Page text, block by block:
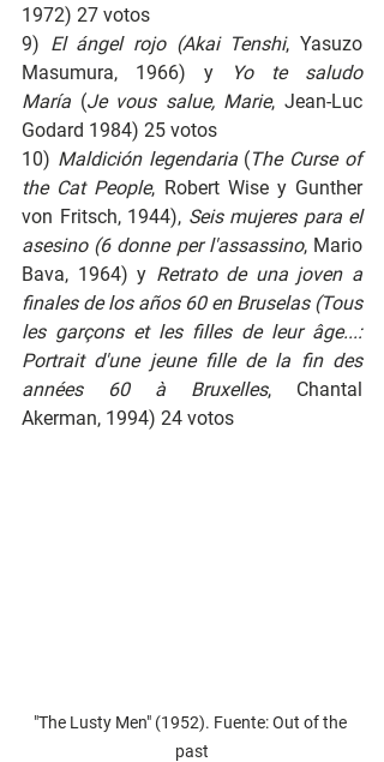
1972) 27 votos
9) El ángel rojo (Akai Tenshi, Yasuzo
Masumura, 1966)
y Yo te saludo
María (Je vous salue, Marie, Jean-Luc
Godard 1984) 25 votos
10) Maldición legendaria (The Curse of
the Cat People, Robert Wise y Gunther
von Fritsch, 1944), Seis mujeres para el
asesino (6 donne per l'assassino, Mario
Bava, 1964) y Retrato de una joven a
finales de los años 60 en Bruselas (Tous
les garçons et les filles de leur âge...:
Portrait d'une jeune fille de la fin des
années 60 à Bruxelles, Chantal
Akerman, 1994) 24 votos
"The Lusty Men" (1952). Fuente: Out of the
past